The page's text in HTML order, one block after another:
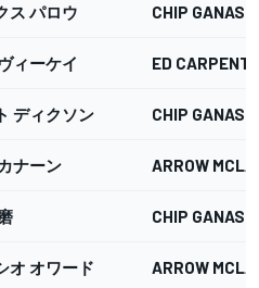
ス パロウ CHIP
ィーケイ ED
ディクソン CHIP
ナーン ARROW
CHIP
オ オワード ARROW